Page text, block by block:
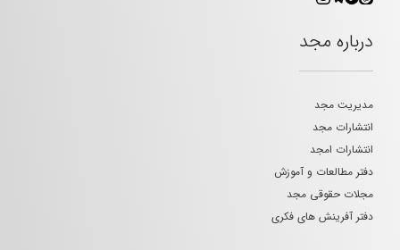
درباره مجد
مدیریت مجد
انتشارات مجد
انتشارات امجد
دفتر مطالعات و آموزش
مجلات حقوقی مجد
دفتر آفرینش های فکری